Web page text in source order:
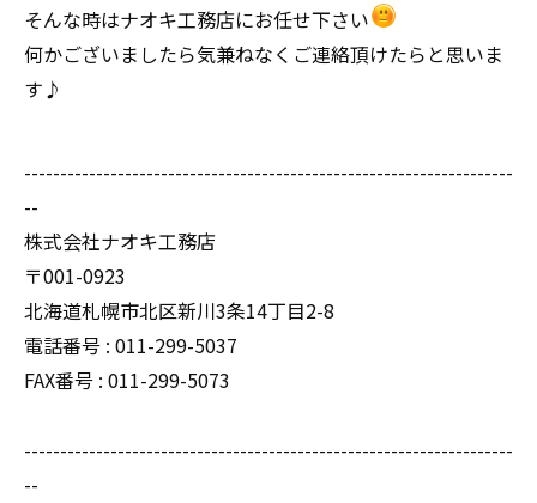
そんな時はナオキ工務店にお任せ下さい
何かございましたら気兼ねなくご連絡頂けたらと思いま
す♪
--------------------------------------------------------------------
--
株式会社ナオキ工務店
〒001-0923
北海道札幌市北区新川3条14丁目2-8
電話番号 : 011-299-5037
FAX番号 : 011-299-5073
--------------------------------------------------------------------
--